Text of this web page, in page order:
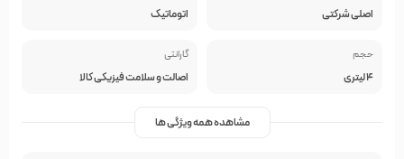
اصلی شرکتی اتوماتیک
حجم
4 لیتری
گارانتی
اصالت و سلامت فیزیکی کالا
مشاهده همه ویژگی ها